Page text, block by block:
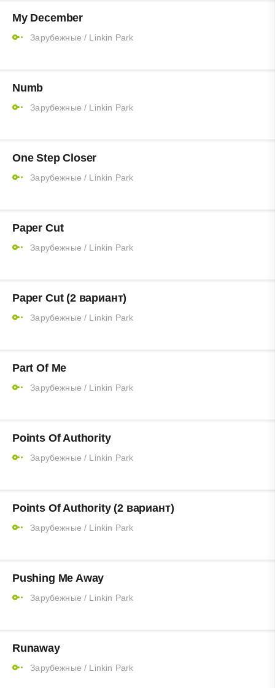
My December
Зарубежные / Linkin Park
Numb
Зарубежные / Linkin Park
One Step Closer
Зарубежные / Linkin Park
Paper Cut
Зарубежные / Linkin Park
Paper Cut (2 вариант)
Зарубежные / Linkin Park
Part Of Me
Зарубежные / Linkin Park
Points Of Authority
Зарубежные / Linkin Park
Points Of Authority (2 вариант)
Зарубежные / Linkin Park
Pushing Me Away
Зарубежные / Linkin Park
Runaway
Зарубежные / Linkin Park